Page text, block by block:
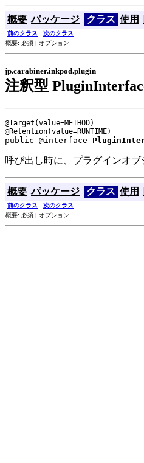
概要 パッケージ クラス 使用
前のクラス 次のクラス
概要: 必須 | オプション
jp.carabiner.inkpod.plugin
注釈型
@Target(value=METHOD)
public @interface
呼び出し時に、プラグインオ
概要 パッケージ クラス 使用
前のクラス 次のクラス
概要: 必須 | オプション